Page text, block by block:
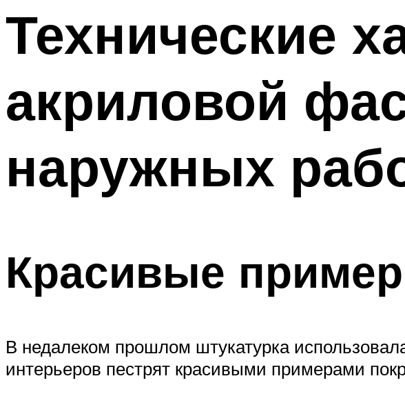
Технические
акриловой
наружных
Красивые
В недалеком прошлом штукатурка
интерьеров пестрят красивыми примерами